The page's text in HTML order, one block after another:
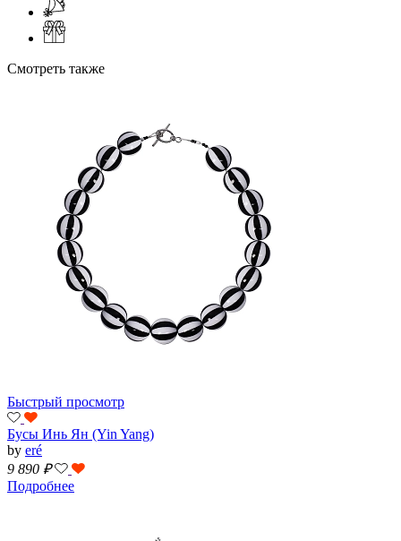
Смотреть также
Быстрый просмотр
Бусы Инь Ян (Yin Yang)
by eré
9 890 ₽
Подробнее